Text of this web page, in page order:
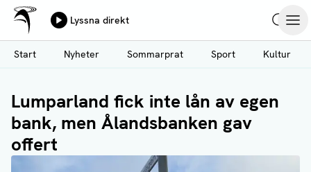
Hoppa
till
huvudinnehåll
Ålands Radio & TV
Lyssna direkt
Start
Nyheter Sommarprat Sport Kultur
Lumparland fick inte lån av egen
bank, men Ålandsbanken gav
offert